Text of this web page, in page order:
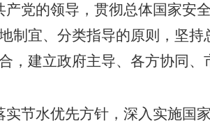
党的领导，贯彻总体国家安
制宜、分类指导的原则，坚持
，建立政府主导、各方协同、
节水优先方针，深入实施国